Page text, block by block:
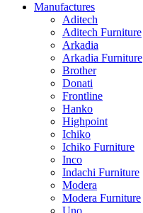
Manufactures
Aditech
Aditech Furniture
Arkadia
Arkadia Furniture
Brother
Donati
Frontline
Hanko
Highpoint
Ichiko
Ichiko Furniture
Inco
Indachi Furniture
Modera
Modera Furniture
Uno